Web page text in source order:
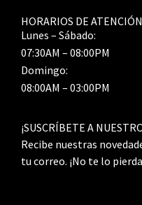
HORARIOS DE ATENCIÓN
Lunes – Sábado:
07:30AM – 08:00PM
Domingo:
08:00AM – 03:00PM
¡SUSCRÍBETE A
Recibe nuestras
tu correo. ¡No te lo